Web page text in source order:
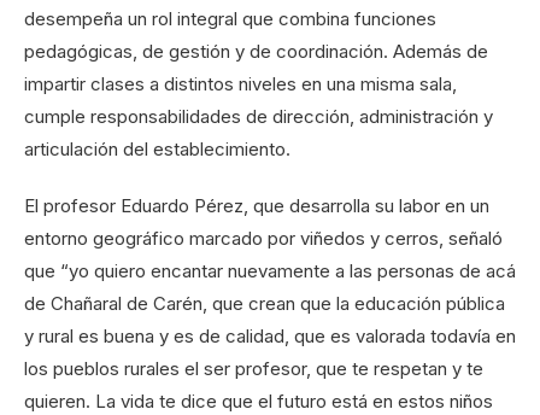
desempeña un rol integral que combina funciones
pedagógicas, de gestión y de coordinación. Además de
impartir clases a distintos niveles en una misma sala,
cumple responsabilidades de dirección, administración y
articulación del establecimiento.
El profesor Eduardo Pérez, que desarrolla su labor en un
entorno geográfico marcado por viñedos y cerros, señaló
que “yo quiero encantar nuevamente a las personas de acá
de Chañaral de Carén, que crean que la educación pública
y rural es buena y es de calidad, que es valorada todavía en
los pueblos rurales el ser profesor, que te respetan y te
quieren. La vida te dice que el futuro está en estos niños